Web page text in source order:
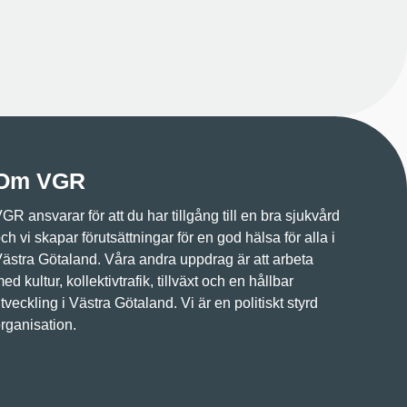
VGR
ansvarar för att du har tillgång till en bra sjukvård
vi skapar förutsättningar för en god hälsa för alla i
Götaland. Våra andra uppdrag är att arbeta
kultur, kollektivtrafik, tillväxt och en hållbar
i Västra Götaland. Vi är en politiskt styrd